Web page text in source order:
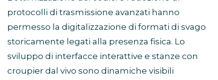
protocolli di trasmissione avanzati hanno
permesso la digitalizzazione di formati di svago
storicamente legati alla presenza fisica. Lo
sviluppo di interfacce interattive e stanze con
croupier dal vivo sono dinamiche visibili